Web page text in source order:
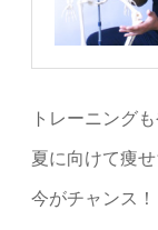
トレーニング
夏に向けて痩
今がチャンス！